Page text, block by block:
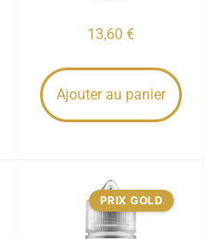
13,60 €
Ajouter au panier
PRIX GOLD